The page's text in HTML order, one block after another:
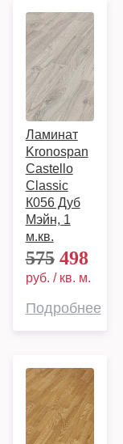
Ламинат
Kronospan
Castello
Classic
К056 Дуб
Мэйн, 1
м.кв.
575498
руб. / кв. м.
Подробнее